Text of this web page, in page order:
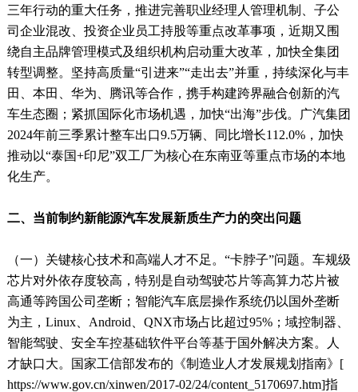
三年行动的重大任务，推进完善职业经理人管理机制、子公
司企业混改、投资企业员工持股等重点改革事项，近期又围
绕自主品牌管理模式及组织机构启动重大改革，加快全集团
转型调整。坚持高质量“引进来”“走出去”并重，持续深化与丰
田、本田、华为、腾讯等合作，携手构建跨界融合创新的汽
车生态圈；紧抓国际化市场机遇，加快“出海”步伐。广汽集团
2024年前三季累计整车出口9.5万辆、同比增长112.0%，加快
推动以“泰国+印尼”双工厂为核心在东南亚等重点市场的本地
化生产。
二、当前制约新能源汽车发展新质生产力的突出问题
（一）关键核心技术和高端人才不足。“卡脖子”问题。车规级
芯片对外依存度较高，特别是自动驾驶芯片等高算力芯片被
高通等跨国公司垄断；智能汽车底层操作系统仍以国外垄断
为主，Linux、Android、QNX市场占比超过95%；域控制器、
智能驾驶、安全车控基础软件平台等基于国外解决方案。人
才缺口大。国家工信部发布的《制造业人才发展规划指南》[
https://www.gov.cn/xinwen/2017-02/24/content_5170697.htm]指